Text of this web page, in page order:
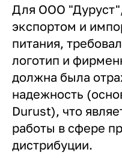
Для ООО
экспортом и
питания,
логотип и
должна была
надежность
Durust), что
работы в сфере
дистрибуции.